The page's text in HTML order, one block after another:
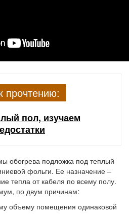
прочтению:
пол, изучаем
обогрева подложка под теплый
фольги. Ее назначение –
тепла от кабеля по всему полу.
по двум причинам:
объему помещения одинаковой